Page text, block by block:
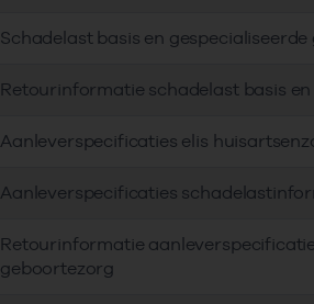
Schadelast basis en gespecialiseerde
Retourinformatie schadelast basis
Aanleverspecificaties elis
Aanleverspecificaties
Retourinformatie
geboortezorg